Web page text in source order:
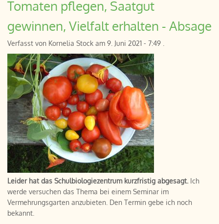
Tomaten pflegen, Saatgut
gewinnen, Vielfalt erhalten - Absage
Verfasst von Kornelia Stock am 9. Juni 2021 - 7:49
Leider hat das Schulbiologiezentrum kurzfristig abgesagt. Ich
werde versuchen das Thema bei einem Seminar im
Vermehrungsgarten anzubieten. Den Termin gebe ich noch
bekannt.